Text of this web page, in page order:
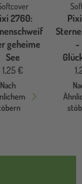
2760:
geheime
See
1,25 €
Nach
-